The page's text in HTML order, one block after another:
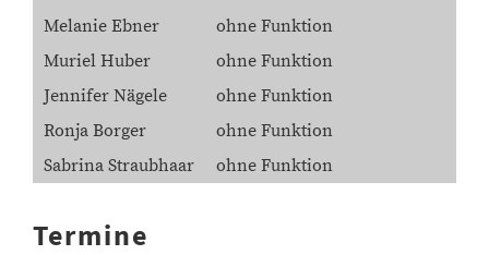
Melanie Ebner
ohne Funktion
Muriel Huber
ohne Funktion
Jennifer Nägele
ohne Funktion
Ronja Borger
ohne Funktion
Sabrina Straubhaar
ohne Funktion
Termine